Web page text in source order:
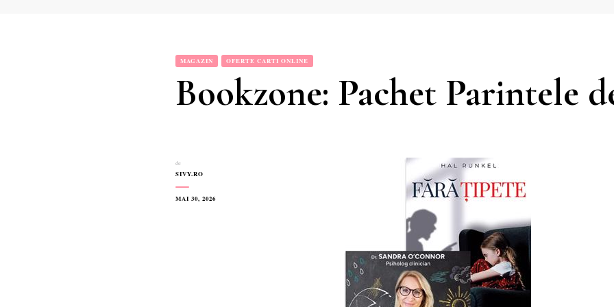
MAGAZIN OFERTE CARTI ONLINE
Bookzone: Pachet Parintele
de
SIVY.RO
MAI 30, 2026